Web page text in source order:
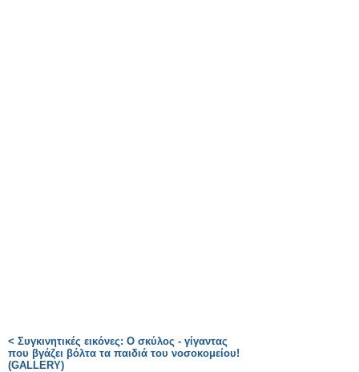
< Συγκινητικές εικόνες: Ο σκύλος - γίγαντας
που βγάζει βόλτα τα παιδιά του νοσοκομείου!
(GALLERY)